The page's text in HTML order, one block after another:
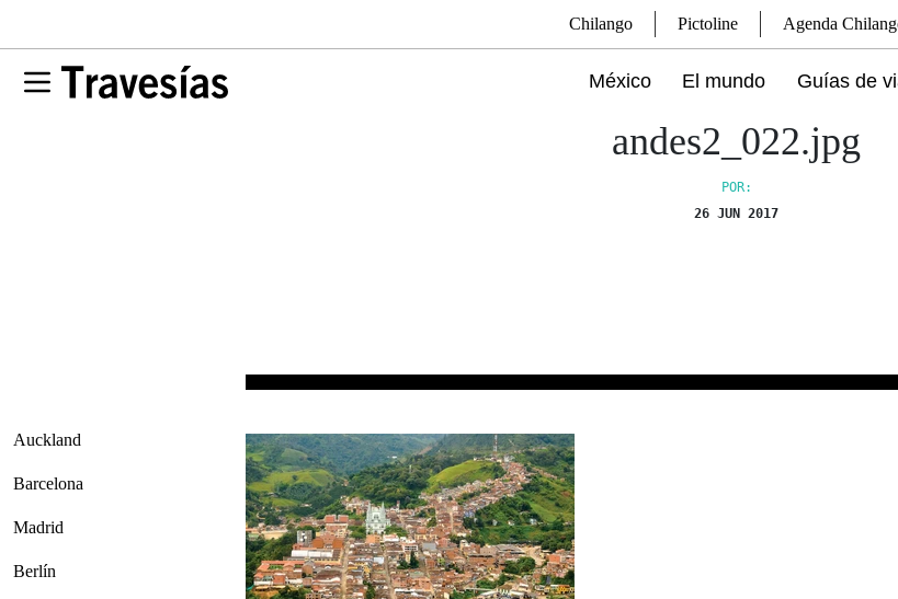
Chilango Pictoline Agenda
México El mundo Guías de
andes2_022.jpg
POR:
26 JUN 2017
Auckland
Barcelona
Madrid
Berlín